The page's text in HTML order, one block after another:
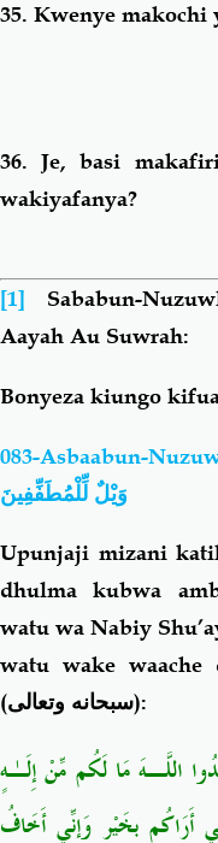
35. Kwenye makochi
36.Je, basi
wakiyafanya?
[1]
Sababun-
Aayah Au Suwrah:
Bonyeza kiungo
083-Asbaabun-
وَيْلٌ لِّلْمُطَفِّفِينَ
Upunjaji mizani
dhulma kubwa
watu wa Nabiy
watu wake
(سبحانه وتعالى):
اللَّـهَ مَا لَكُم مِّنْ إِلَـٰهٍ
أَرَاكُم بِخَيْرٍ وَإِنِّي أَخَافُ